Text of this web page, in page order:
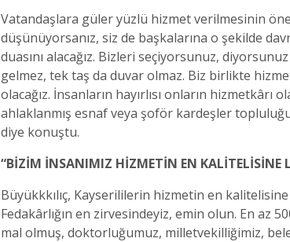
Vatandaşlara güler yüzlü hizmet verilmesinin
düşünüyorsanız, siz de başkalarına o şekilde
duasını alacağız. Bizleri seçiyorsunuz,
gelmez, tek taş da duvar olmaz. Biz birlikte
olacağız. İnsanların hayırlısı onların
ahlaklanmış esnaf veya şoför kardeşler
diye konuştu.
“BİZİM İNSANIMIZ HİZMETİN EN KALİTELİSİNE
Büyükkkılıç, Kayserililerin hizmetin en
Fedakârlığın en zirvesindeyiz, emin olun. En az
mal olmuş, doktorluğumuz, milletvekilliğimiz,